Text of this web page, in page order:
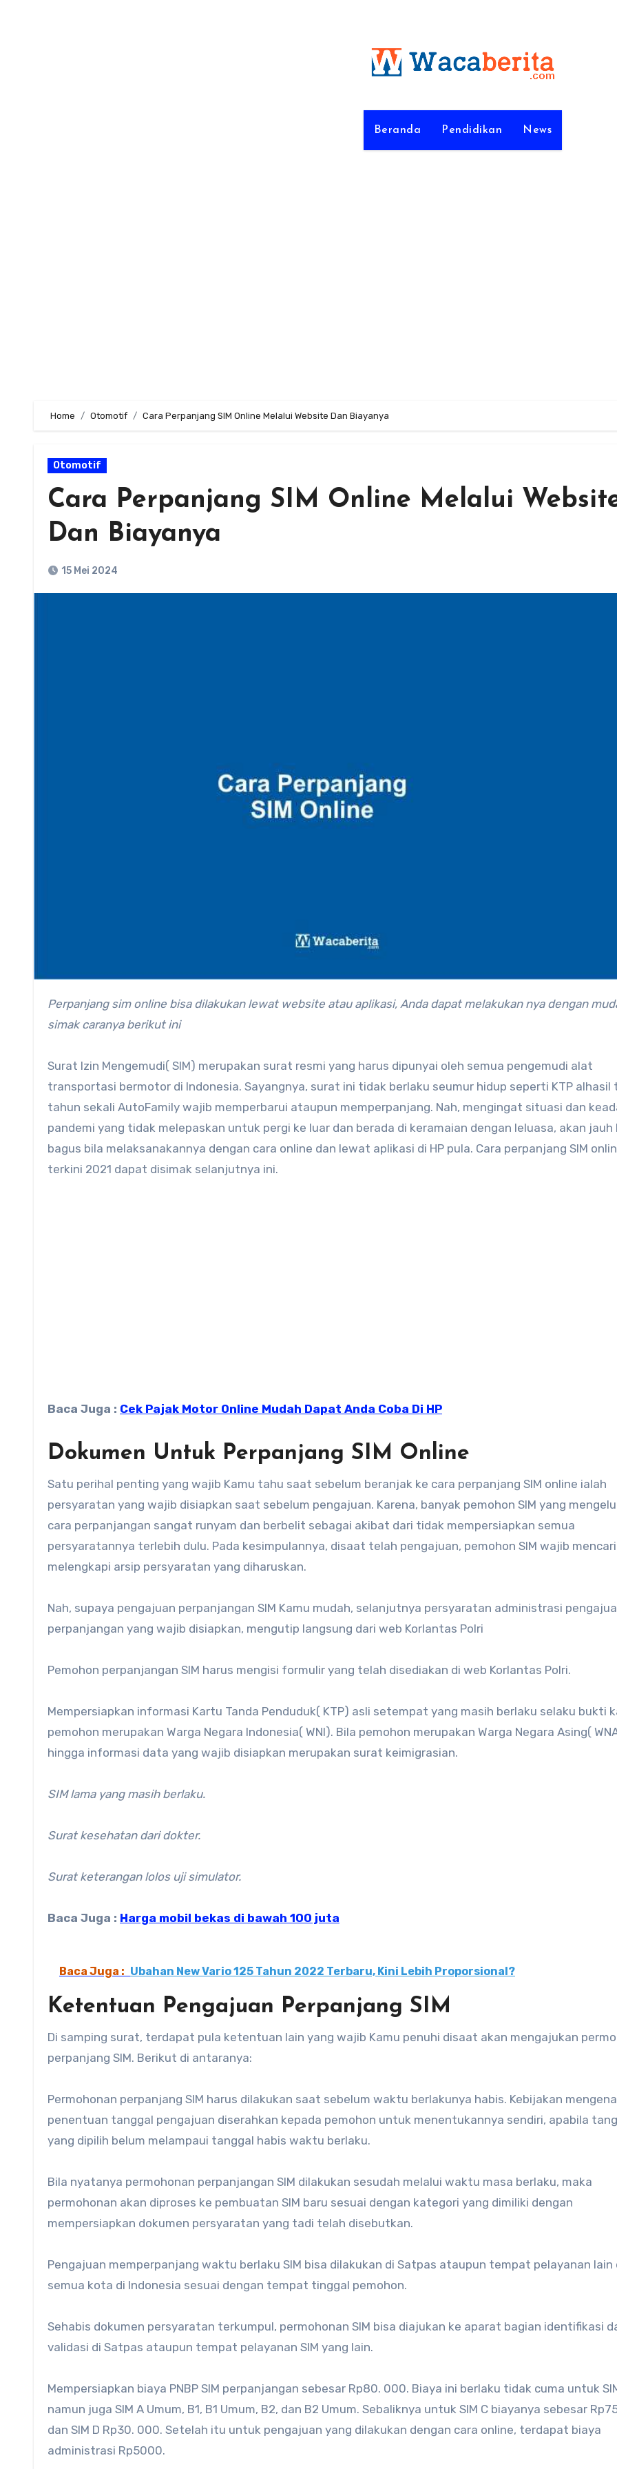
Beranda Pendidikan News
Home Otomotif Cara Perpanjang SIM Online Melalui Website Dan Biayanya
Otomotif
Cara Perpanjang SIM Online Melalui
Dan Biayanya
15 Mei 2024
Perpanjang sim online bisa dilakukan lewat website atau aplikasi, Anda dapat melakukan nya dengan mudah
simak caranya berikut ini
Surat Izin Mengemudi( SIM) merupakan surat resmi yang harus dipunyai oleh semua pengemudi alat
transportasi bermotor di Indonesia. Sayangnya, surat ini tidak berlaku seumur hidup seperti KTP alhasil
tahun sekali AutoFamily wajib memperbarui ataupun memperpanjang. Nah, mengingat situasi dan
pandemi yang tidak melepaskan untuk pergi ke luar dan berada di keramaian dengan leluasa, akan jauh
bagus bila melaksanakannya dengan cara online dan lewat aplikasi di HP pula. Cara perpanjang SIM
terkini 2021 dapat disimak selanjutnya ini.
Baca Juga : Cek Pajak Motor Online Mudah Dapat Anda Coba Di HP
Dokumen Untuk Perpanjang SIM Online
Satu perihal penting yang wajib Kamu tahu saat sebelum beranjak ke cara perpanjang SIM online ialah
persyaratan yang wajib disiapkan saat sebelum pengajuan. Karena, banyak pemohon SIM yang
cara perpanjangan sangat runyam dan berbelit sebagai akibat dari tidak mempersiapkan semua
persyaratannya terlebih dulu. Pada kesimpulannya, disaat telah pengajuan, pemohon SIM wajib
melengkapi arsip persyaratan yang diharuskan.
Nah, supaya pengajuan perpanjangan SIM Kamu mudah, selanjutnya persyaratan administrasi
perpanjangan yang wajib disiapkan, mengutip langsung dari web Korlantas Polri
Pemohon perpanjangan SIM harus mengisi formulir yang telah disediakan di web Korlantas Polri.
Mempersiapkan informasi Kartu Tanda Penduduk( KTP) asli setempat yang masih berlaku selaku bukti
pemohon merupakan Warga Negara Indonesia( WNI). Bila pemohon merupakan Warga Negara Asing(
hingga informasi data yang wajib disiapkan merupakan surat keimigrasian.
SIM lama yang masih berlaku.
Surat kesehatan dari dokter.
Surat keterangan lolos uji simulator.
Baca Juga : Harga mobil bekas di bawah 100 juta
Baca Juga : Ubahan New Vario 125 Tahun 2022 Terbaru, Kini Lebih Proporsional?
Ketentuan Pengajuan Perpanjang SIM
Di samping surat, terdapat pula ketentuan lain yang wajib Kamu penuhi disaat akan mengajukan
perpanjang SIM. Berikut di antaranya:
Permohonan perpanjang SIM harus dilakukan saat sebelum waktu berlakunya habis. Kebijakan
penentuan tanggal pengajuan diserahkan kepada pemohon untuk menentukannya sendiri, apabila
yang dipilih belum melampaui tanggal habis waktu berlaku.
Bila nyatanya permohonan perpanjangan SIM dilakukan sesudah melalui waktu masa berlaku, maka
permohonan akan diproses ke pembuatan SIM baru sesuai dengan kategori yang dimiliki dengan
mempersiapkan dokumen persyaratan yang tadi telah disebutkan.
Pengajuan memperpanjang waktu berlaku SIM bisa dilakukan di Satpas ataupun tempat pelayanan lain
semua kota di Indonesia sesuai dengan tempat tinggal pemohon.
Sehabis dokumen persyaratan terkumpul, permohonan SIM bisa diajukan ke aparat bagian identifikasi
validasi di Satpas ataupun tempat pelayanan SIM yang lain.
Mempersiapkan biaya PNBP SIM perpanjangan sebesar Rp80. 000. Biaya ini berlaku tidak cuma untuk
namun juga SIM A Umum, B1, B1 Umum, B2, dan B2 Umum. Sebaliknya untuk SIM C biayanya sebesar
dan SIM D Rp30. 000. Setelah itu untuk pengajuan yang dilakukan dengan cara online, terdapat biaya
administrasi Rp5000.